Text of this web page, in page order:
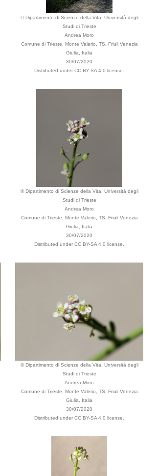
© Dipartimento di Scienze della Vita, Università degli
Studi di Trieste
Andrea Moro
Comune di Trieste, Monte Valerio, TS, Friuli Venezia
Giulia, Italia
30/07/2020
Distributed under CC BY-SA 4.0 license.
© Dipartimento di Scienze della Vita, Università degli
Studi di Trieste
Andrea Moro
Comune di Trieste, Monte Valerio, TS, Friuli Venezia
Giulia, Italia
30/07/2020
Distributed under CC BY-SA 4.0 license.
© Dipartimento di Scienze della Vita, Università degli
Studi di Trieste
Andrea Moro
Comune di Trieste, Monte Valerio, TS, Friuli Venezia
Giulia, Italia
30/07/2020
Distributed under CC BY-SA 4.0 license.